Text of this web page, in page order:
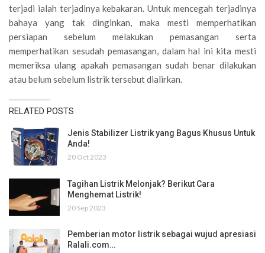
terjadi ialah terjadinya kebakaran. Untuk mencegah terjadinya
bahaya yang tak dinginkan, maka mesti memperhatikan
persiapan sebelum melakukan pemasangan serta
memperhatikan sesudah pemasangan, dalam hal ini kita mesti
memeriksa ulang apakah pemasangan sudah benar dilakukan
atau belum sebelum listrik tersebut dialirkan.
RELATED POSTS
Jenis Stabilizer Listrik yang Bagus Khusus Untuk
Anda!
20 Oct 2023
Tagihan Listrik Melonjak? Berikut Cara
Menghemat Listrik!
20 Sep 2023
Pemberian motor listrik sebagai wujud apresiasi
Ralali.com…